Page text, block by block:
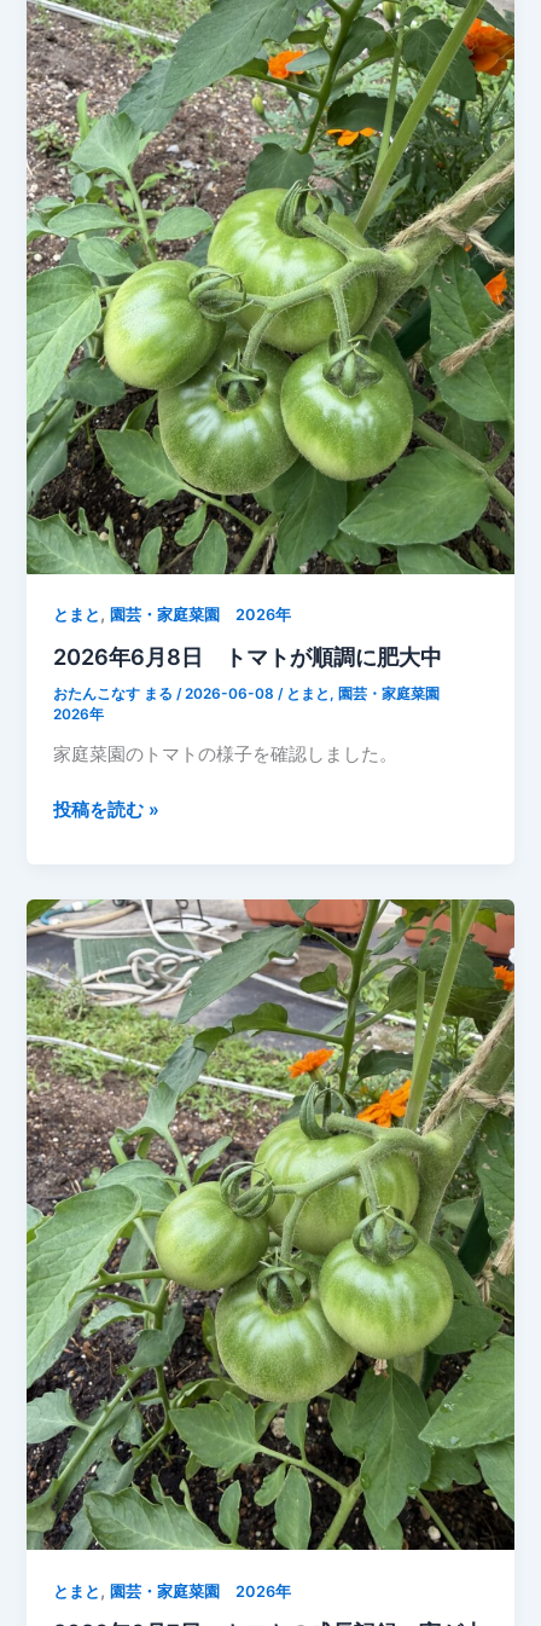
ト
マ
ト
成
長
記
録
実
が
大
き
く
な
っ
て
き
ま
し
た
とまと , 園芸・家庭菜園 2026年
2026年6月8日 トマトが順調に肥大中
おたんこなす まる/2026-06-08/ とまと , 園芸・家庭菜園
2026年
家庭菜園のトマトの様子を確認しました。
2026
月
8
日
ト
マ
ト
が
順
調
に
肥
大
中
投稿を読む »
とまと ,園芸・家庭菜園 2026年